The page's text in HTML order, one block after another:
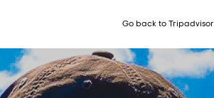
Go back to Tripadvisor